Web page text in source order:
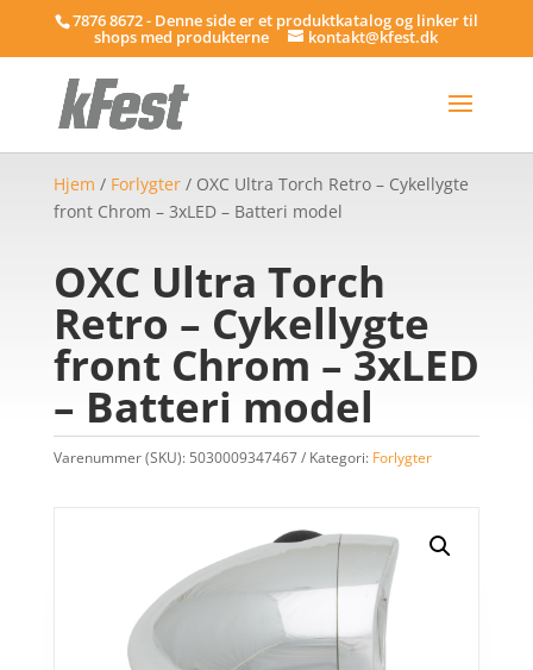
7876 8672 - Denne side er et produktkatalog og linker til
shops med produkterne kontakt@kfest.dk
Hjem / Forlygter/ OXC Ultra Torch Retro – Cykellygte
front Chrom – 3xLED – Batteri model
OXC Ultra Torch
Retro – Cykellygte
front Chrom – 3xLED
– Batteri model
Varenummer (SKU): 5030009347467 Kategori: Forlygter